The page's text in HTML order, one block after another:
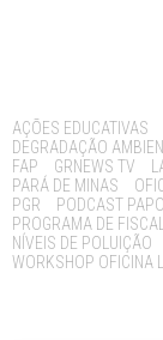
Tags:
AÇÕES EDUCATIVAS
DEGRADAÇÃO
FAP
GRNEWS TV
PARÁ DE MINAS
PGR
PODCAST
PROGRAMA DE
NÍVEIS DE POLUIÇÃO
WORKSHOP OFICINA